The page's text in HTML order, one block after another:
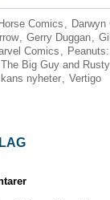
Comics, Darwyn
, Gerry Duggan,
Comics,
The Big Guy and
nyheter, Vertigo